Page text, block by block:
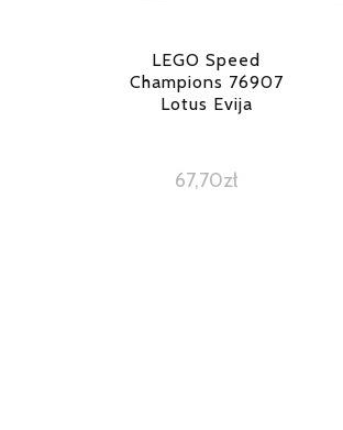
LEGO Speed
Champions 76907
Lotus Evija
67,70zł